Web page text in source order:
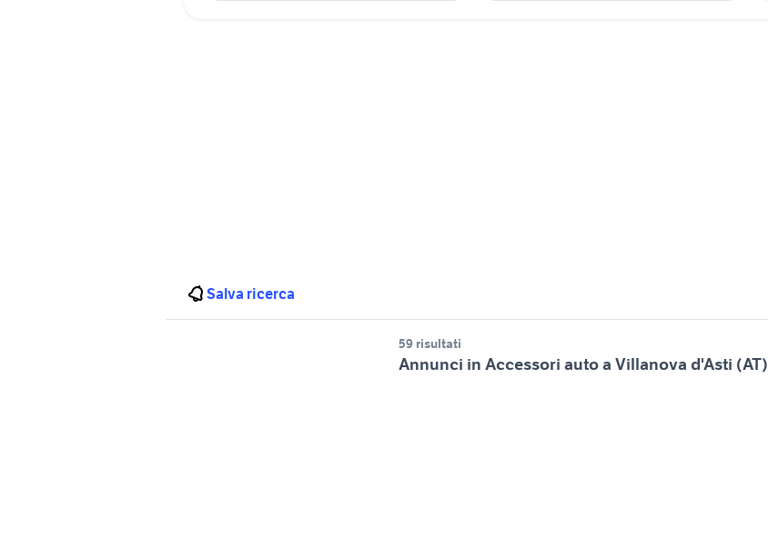
Salva ricerca
59 risultati
Annunci in Accessori auto a Villanova d'Asti (AT)